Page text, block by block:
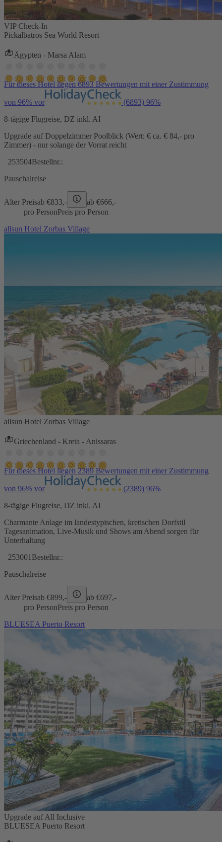
VIP Check-In
Pickalbatros Sea World Resort
Ägypten - Marsa Alam
Für dieses Hotel liegen 6893 Bewertungen mit einer Zustimmung
von 96% vor (6893) 96%
8-tägige Flugreise, DZ inkl. AI
Upgrade auf Doppelzimmer Poolblick (Wert: € ca. € 84,- pro
Zimmer) - nur solange der Vorrat reicht
253504Bestellnr.:
Pauschalreise
Alter Preisab €833,- ab €666,-
pro PersonPreis pro Person
allsun Hotel Zorbas Village
allsun Hotel Zorbas Village
Griechenland - Kreta - Anissaras
Für dieses Hotel liegen 2389 Bewertungen mit einer Zustimmung
von 96% vor (2389) 96%
8-tägige Flugreise, DZ inkl. AI
Charmante Anlage im landestypischen, kretischen Dorfstil
Tagesanimation, Live-Musik und Shows am Abend sorgen für
Unterhaltung
253001 Bestellnr.:
Pauschalreise
Alter Preisab €899,- ab €697,-
pro PersonPreis pro Person
BLUESEA Puerto Resort
Upgrade auf All Inclusive
BLUESEA Puerto Resort